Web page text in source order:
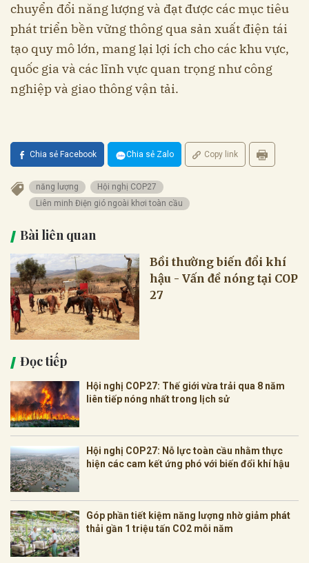
chuyển đổi năng lượng và đạt được các mục tiêu
phát triển bền vững thông qua sản xuất điện tái
tạo quy mô lớn, mang lại lợi ích cho các khu vực,
quốc gia và các lĩnh vực quan trọng như công
nghiệp và giao thông vận tải.
Chia sẻ Facebook Chia sẻ Zalo Copy link
năng lượng
Hội nghị COP27
Liên minh Điện gió ngoài khơi toàn cầu
Bài liên quan
Bồi thường biến đổi khí
hậu - Vấn đề nóng tại COP
27
Đọc tiếp
Hội nghị COP27: Thế giới vừa trải qua 8 năm
liên tiếp nóng nhất trong lịch sử
Hội nghị COP27: Nỗ lực toàn cầu nhằm thực
hiện các cam kết ứng phó với biến đổi khí hậu
Góp phần tiết kiệm năng lượng nhờ giảm phát
thải gần 1 triệu tấn CO2 mỗi năm